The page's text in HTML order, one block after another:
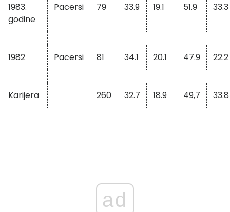
1983.
godine
Pacersi 79 33.9 19.1 51.9 33.3
1982 Pacersi 81 34.1 20.1 47.9 22.2
Karijera 260 32.7 18.9 49,7 33.8
ad